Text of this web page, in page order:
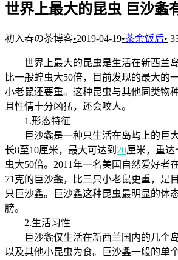
世界上最大的昆虫 巨沙螽
初入春の茶博客•2019-04-19•茶余饭后•
世界上最大的昆虫是生活在新西兰
比一般蝗虫大50倍，目前发现的最大的
小老鼠还要重。这种昆虫与其他同类物
且性情十分凶猛，还会咬人。
1.形态特征
巨沙螽是一种只生活在岛屿上的巨
长8至10厘米，最大可达到 20厘米，重达
虫大50倍。2011年一名美国自然爱好者
71克的巨沙螽，比三只小老鼠更重，是
只巨沙螽。巨沙螽这种昆虫最明显的体
膀。
2.生活习性
巨沙螽仅生活在新西兰国内的几个
以及其他小昆虫为食。巨沙螽一般的单